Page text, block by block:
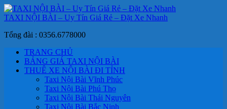
TAXI NỘI BÀI – Uy Tín Giá Rẻ – Đặt Xe Nhanh
Tổng đài : 0356.6778000
TRANG CHỦ
BẢNG GIÁ TAXI NỘI BÀI
THUÊ XE NỘI BÀI ĐI TỈNH
Taxi Nội Bài Vĩnh Phúc
Taxi Nội Bài Phú Thọ
Taxi Nội Bài Thái Nguyên
Taxi Nội Bài Bắc Ninh